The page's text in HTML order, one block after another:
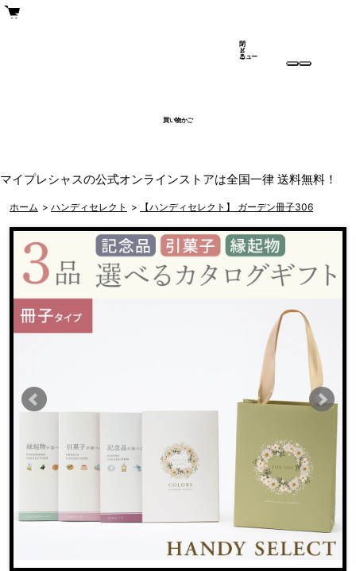
買い物かご
メ
ニュー
閉
じ
る
マイプレシャスの公式オンラインストアは全国一律 送料無料！
ホーム > ハンディセレクト > 【ハンディセレクト】 ガーデン冊子306